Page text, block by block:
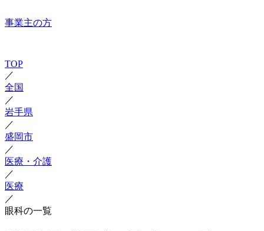
事業主の方
TOP
／
全国
／
岩手県
／
盛岡市
／
医療・介護
／
医療
／
眼科の一覧